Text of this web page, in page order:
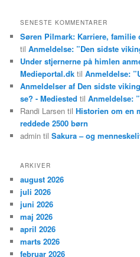
SENESTE KOMMENTARER
Søren Pilmark: Karriere, familie
tilAnmeldelse: ”Den sidste
Under stjernerne på himlen
Medieportal.dk tilAnmeldelse:
Anmeldelser af Den sidste
se? - Mediested tilAnmeldelse:
Randi Larsen tilHistorien om en
reddede 2500 børn
admin tilSakura – og
ARKIVER
august 2026
juli 2026
juni 2026
maj 2026
april 2026
marts 2026
februar 2026